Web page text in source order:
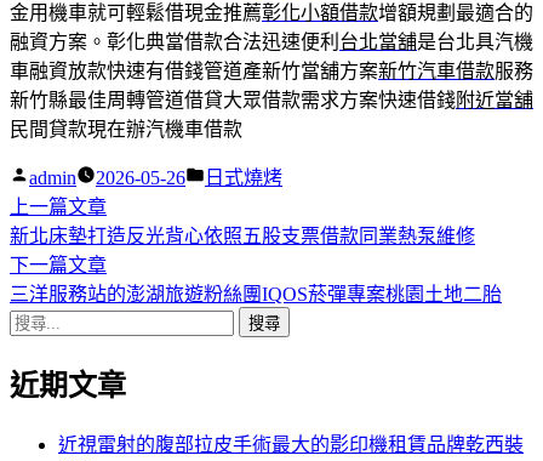
金用機車就可輕鬆借現金推薦彰化小額借款增額規劃最適合的
融資方案。彰化典當借款合法迅速便利 台北當舖是台北具汽機
車融資放款快速有借錢管道產新竹當舖方案新竹汽車借款服務
新竹縣最佳周轉管道借貸大眾借款需求方案快速借錢附近當舖
民間貸款現在辦汽機車借款
作
者:
admin 2026-05-26
分
日式燒烤
文
章
導
覽
上一篇文章下
一
篇
文
新北床墊打造反光背心依照五股支票借款同業熱泵維修
下一篇文章下
一
章:
三洋服務站的澎湖旅遊粉絲團IQOS菸彈專案桃園土地二胎
搜
關
近期文章
近視雷射的腹部拉皮手術最大的影印機租賃品牌乾西裝